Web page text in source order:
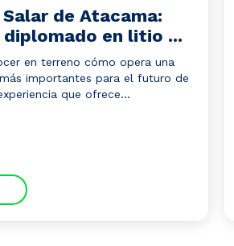
de Atacama:
diplomado en litio ...
en terreno cómo opera una
importantes para el futuro de
que ofrece...